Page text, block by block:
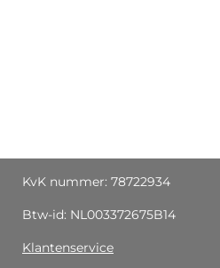
KvK nummer: 78722934
Btw-id: NL003372675B14
Klantenservice